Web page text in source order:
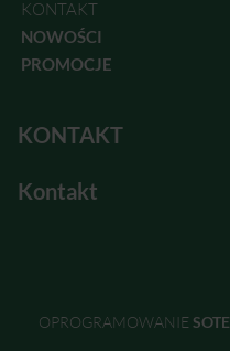
KONTAKT
NOWOŚCI
PROMOCJE
KONTAKT
Kontakt
OPROGRAMOWANIE SOTE